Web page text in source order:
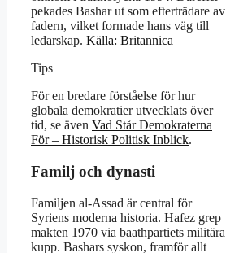
pekades Bashar ut som efterträdare av
fadern, vilket formade hans väg till
ledarskap. Källa: Britannica
Tips
För en bredare förståelse för hur
globala demokratier utvecklats över
tid, se även Vad Står Demokraterna
För – Historisk Politisk Inblick.
Familj och dynasti
Familjen al-Assad är central för
Syriens moderna historia. Hafez grep
makten 1970 via baathpartiets militära
kupp. Bashars syskon, framför allt